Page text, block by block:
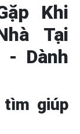
Khi
Tại
- Dành
giúp